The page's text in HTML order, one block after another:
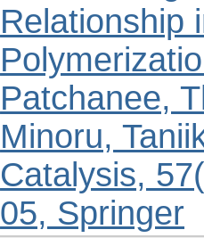
Relationship
Patchanee,
Minoru,
Catalysis,
05, Springer